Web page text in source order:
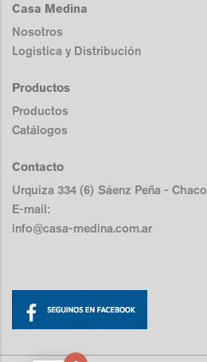
Casa Medina
Nosotros
Logistica y Distribución
Productos
Productos
Catálogos
Contacto
Urquiza 334 (6) Sáenz Peña - Chaco
E-mail:
info@casa-medina.com.ar